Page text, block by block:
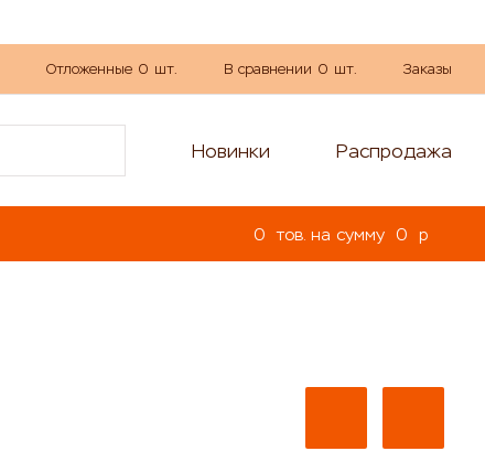
Отложенные 0 шт. В сравнении 0 шт. Заказы
Новинки Распродажа
0 тов. на сумму 0 p